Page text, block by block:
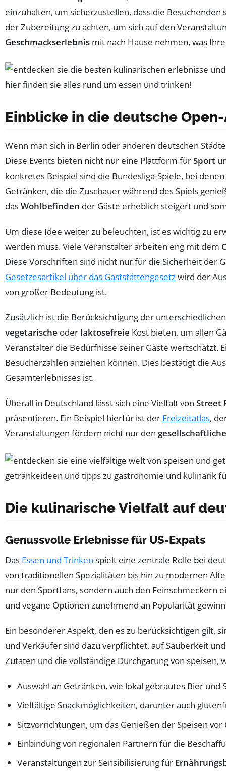
einzuhalten, um sicherzustellen, dass die
der Zubereitung zu achten, um sich auf den
Geschmackserlebnis mit nach Hause nehmen, was
Einblicke in die deutsche
Wenn man sich in Berlin oder anderen deutschen
Diese Events bieten nicht nur eine Plattform fürSport
konkretes Beispiel sind die Bundesliga-Spiele, bei
Getränken, die die Zuschauer während des Spiels
dasWohlbefinden der Gäste erheblich steigert und
Um diese Idee weiter zu beleuchten, ist es wichtig zu
werden muss. Viele Veranstalter arbeiten eng mit dem
Diese Vorschriften sind nicht nur für die Sicherheit der
Gesetzesartikel über das Gaststättengesetzwird der
von großer Bedeutung ist.
Zusätzlich ist die Berücksichtigung der
vegetarische oder laktosefreie Kost bieten, um allen
Veranstalter die Bedürfnisse seiner Gäste wertschätzt.
Besucherzahlen anziehen können. Dies bestätigt die
Gesamterlebnisses ist.
Überall in Deutschland lässt sich eine Vielfalt von Street
präsentieren. Ein Beispiel hierfür ist der Freizeitatlas,
Veranstaltungen fördern nicht nur den
Die kulinarische Vielfalt auf
Genussvolle Erlebnisse für US-Expats
Das Essen und Trinken spielt eine zentrale Rolle bei
von traditionellen Spezialitäten bis hin zu modernen
nur den Sportfans, sondern auch den Feinschmeckern
und vegane Optionen zunehmend an Popularität
Ein besonderer Aspekt, den es zu berücksichtigen gilt,
und Verkäufer sind dazu verpflichtet, auf Sauberkeit
Zutaten und die vollständige Durchgarung von speisen,
Auswahl an Getränken, wie lokal gebrautes Bier und
Vielfältige Snackmöglichkeiten, darunter auch
Sitzvorrichtungen, um das Genießen der Speisen
Einbindung von regionalen Partnern für die
Veranstaltungen zur Sensibilisierung für